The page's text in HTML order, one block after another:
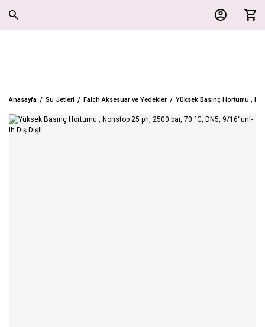
Anasayfa Su Jetleri Falch Aksesuar ve Yedekler Yüksek Basınç Hortumu ,